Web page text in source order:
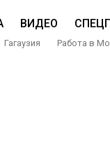
ВИДЕО
Гагаузия Работа в